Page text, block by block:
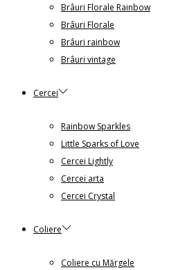
Brâuri Florale Rainbow
Brâuri Florale
Brâuri rainbow
Brâuri vintage
Cercei
Rainbow Sparkles
Little Sparks of Love
Cercei Lightly
Cercei arta
Cercei Crystal
Coliere
Coliere cu Mărgele